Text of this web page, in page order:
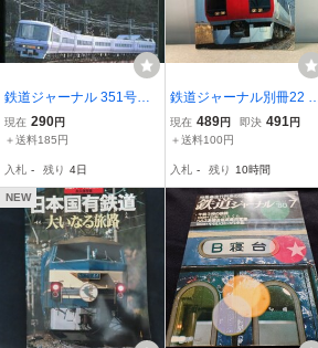
鉄道ジャーナル 351号（1
996年1月）[特集]”新幹線
接続特急”の現状(第1部)
現在 290円
＋送料185円
入札 - 残り 4日
鉄道ジャーナル別冊22 JR
列車名鑑 特急・急行・快
速
現在 489円 即決 491 円
＋送料100円
入札 - 残り 10時間
NEW